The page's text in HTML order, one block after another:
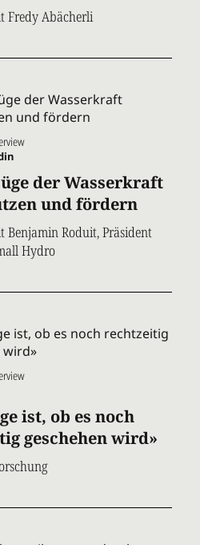
Fredy Abächerli
der Wasserkraft
und fördern
Benjamin Roduit, Präsident
Hydro
ist, ob es noch
geschehen wird»